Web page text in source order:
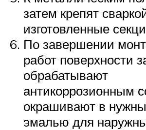
затем крепят
изготовленные
По завершении
работ поверхности
обрабатывают
антикоррозионным
окрашивают в
эмалью для